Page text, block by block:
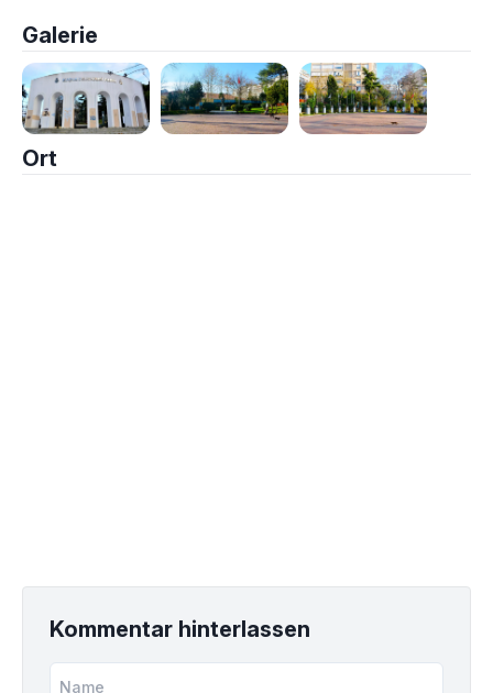
Galerie
Ort
Kommentar hinterlassen